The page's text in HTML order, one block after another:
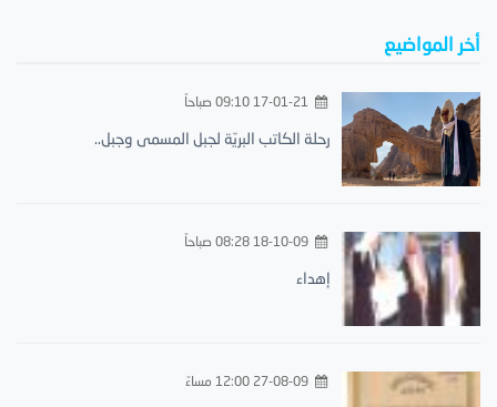
أخر المواضيع
17-01-21 09:10 صباحاً
رحلة الكاتب البريّة لجبل المسمى وجبل..
18-10-09 08:28 صباحاً
إهداء
27-08-09 12:00 مساءً